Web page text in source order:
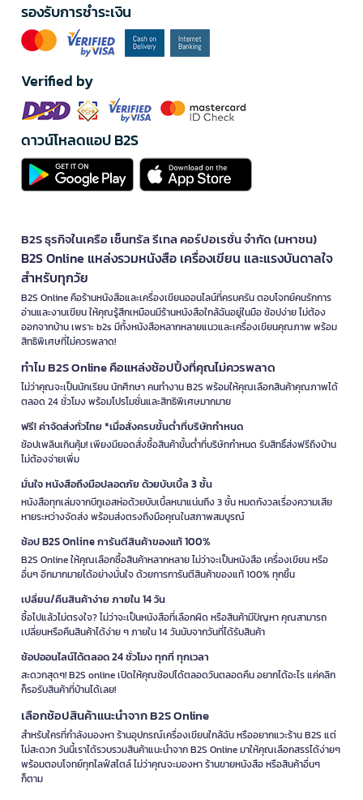
รองรับการชำระเงิน
Verified by
ดาวน์โหลดแอป B2S
B2S ธุรกิจในเครือ เซ็นทรัล รีเทล คอร์ปอเรชั่น จำกัด (มหาชน)
B2S Online แหล่งรวมหนังสือ เครื่องเขียน และแรงบันดาลใจ
สำหรับทุกวัย
B2S Online คือร้านหนังสือและเครื่องเขียนออนไลน์ที่ครบครัน ตอบโจทย์คนรักการ
อ่านและงานเขียน ให้คุณรู้สึกเหมือนมีร้านหนังสือใกล้ฉันอยู่ในมือ ช้อปง่าย ไม่ต้อง
ออกจากบ้าน เพราะ b2s มีทั้งหนังสือหลากหลายแนวและเครื่องเขียนคุณภาพ พร้อม
สิทธิพิเศษที่ไม่ควรพลาด!
ทำไม B2S Online คือแหล่งช้อปปิ้งที่คุณไม่ควรพลาด
ไม่ว่าคุณจะเป็นนักเรียน นักศึกษา คนทำงาน B2S พร้อมให้คุณเลือกสินค้าคุณภาพได้
ตลอด 24 ชั่วโมง พร้อมโปรโมชั่นและสิทธิพิเศษมากมาย
ฟรี! ค่าจัดส่งทั่วไทย *เมื่อสั่งครบขั้นต่ำที่บริษัทกำหนด
ช้อปเพลินเกินคุ้ม! เพียงมียอดสั่งซื้อสินค้าขั้นต่ำที่บริษัทกำหนด รับสิทธิ์ส่งฟรีถึงบ้าน
ไม่ต้องจ่ายเพิ่ม
มั่นใจ หนังสือถึงมือปลอดภัย ด้วยบับเบิ้ล 3 ชั้น
หนังสือทุกเล่มจากบีทูเอสห่อด้วยบับเบิ้ลหนาแน่นถึง 3 ชั้น หมดกังวลเรื่องความเสีย
หายระหว่างจัดส่ง พร้อมส่งตรงถึงมือคุณในสภาพสมบูรณ์
ช้อป B2S Online การันตีสินค้าของแท้ 100%
B2S Online ให้คุณเลือกซื้อสินค้าหลากหลาย ไม่ว่าจะเป็นหนังสือ เครื่องเขียน หรือ
อื่นๆ อีกมากมายได้อย่างมั่นใจ ด้วยการการันตีสินค้าของแท้ 100% ทุกชิ้น
เปลี่ยน/คืนสินค้าง่าย ภายใน 14 วัน
ซื้อไปแล้วไม่ตรงใจ? ไม่ว่าจะเป็นหนังสือที่เลือกผิด หรือสินค้ามีปัญหา คุณสามารถ
เปลี่ยนหรือคืนสินค้าได้ง่าย ๆ ภายใน 14 วันนับจากวันที่ได้รับสินค้า
ช้อปออนไลน์ได้ตลอด 24 ชั่วโมง ทุกที่ ทุกเวลา
สะดวกสุดๆ! B2S online เปิดให้คุณช้อปได้ตลอดวันตลอดคืน อยากได้อะไร แค่คลิก
ก็รอรับสินค้าที่บ้านได้เลย!
เลือกช้อปสินค้าแนะนำจาก B2S Online
สำหรับใครที่กำลังมองหา ร้านอุปกรณ์เครื่องเขียนใกล้ฉัน หรืออยากแวะร้าน B2S แต่
ไม่สะดวก วันนี้เราได้รวบรวมสินค้าแนะนำจาก B2S Online มาให้คุณเลือกสรรได้ง่ายๆ
พร้อมตอบโจทย์ทุกไลฟ์สไตล์ ไม่ว่าคุณจะมองหา ร้านขายหนังสือ หรือสินค้าอื่นๆ
ก็ตาม